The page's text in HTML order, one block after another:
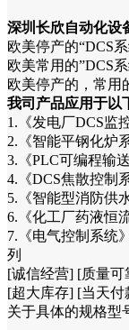
深圳长欣自动化设
欧美停产的“DCS
欧美常用的”DCS
欧美停产的，常用
我司产品应用于以
1.《发电厂DCS监
2.《智能平钢化炉
3.《PLC可编程输
4.《DCS焦散控制
5.《智能型消防供
6.《化工厂药液恒
7.《电气控制系统
列
[诚信经营] [质量
[超大库存] [当天
关于具体的规格型